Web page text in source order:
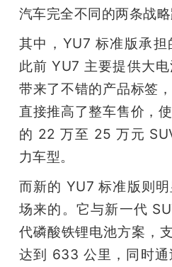
汽车完全不同的两条战略
其中，YU7 标准版承担
此前 YU7 主要提供大
带来了不错的产品标签
直接推高了整车售价，
的 22 万至 25 万元
力车型。
而新的 YU7 标准版则
场来的。它与新一代
代磷酸铁锂电池方案，
达到 633 公里，同时